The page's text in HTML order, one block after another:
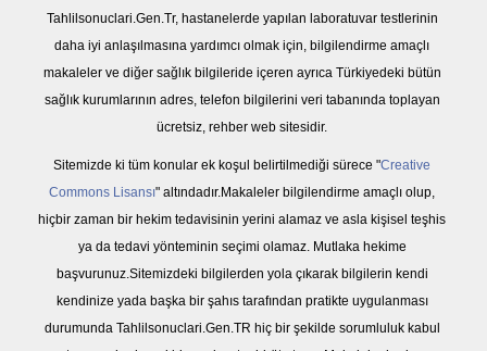
Tahlilsonuclari.Gen.Tr, hastanelerde yapılan laboratuvar testlerinin
daha iyi anlaşılmasına yardımcı olmak için, bilgilendirme amaçlı
makaleler ve diğer sağlık bilgileride içeren ayrıca Türkiyedeki bütün
sağlık kurumlarının adres, telefon bilgilerini veri tabanında toplayan
ücretsiz, rehber web sitesidir.
Sitemizde ki tüm konular ek koşul belirtilmediği sürece "Creative
Commons Lisansı" altındadır.Makaleler bilgilendirme amaçlı olup,
hiçbir zaman bir hekim tedavisinin yerini alamaz ve asla kişisel teşhis
ya da tedavi yönteminin seçimi olamaz. Mutlaka hekime
başvurunuz.Sitemizdeki bilgilerden yola çıkarak bilgilerin kendi
kendinize yada başka bir şahıs tarafından pratikte uygulanması
durumunda Tahlilsonuclari.Gen.TR hiç bir şekilde sorumluluk kabul